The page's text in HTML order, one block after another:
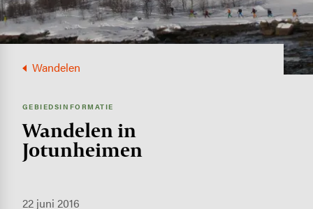
Wandelen
GEBIEDSINFORMATIE
Wandelen in
Jotunheimen
22 juni 2016